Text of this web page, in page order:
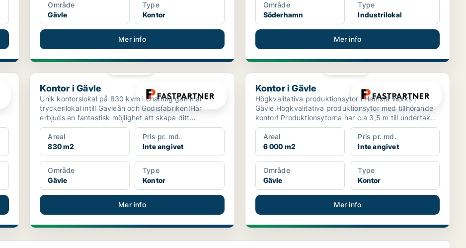
Område
Gävle
Type
Kontor
Mer info
Område
Söderhamn
Type
Industrilokal
Mer info
Kontor i Gävle
Kontor i Gävle
Unik kontorslokal på 830 kvm i charmig gammal
tryckerilokal intill Gavleån och Godisfabriken!Här
erbjuds en fantastisk möjlighet att skapa ditt
drömkontor i ...
Areal
830 m2
Pris pr. md.
Inte angivet
Område
Gävle
Type
Kontor
Mer info
Kontor i Gävle
Kontor i Gävle
Högkvalitativa produktionsytor i Hemsta Works i
Gävle.Högkvalitativa produktionsytor med tillhörande
kontor! Produktionsytorna har c:a 3,5 m till undertak
oc...
Areal
6 000 m2
Pris pr. md.
Inte angivet
Område
Gävle
Type
Kontor
Mer info